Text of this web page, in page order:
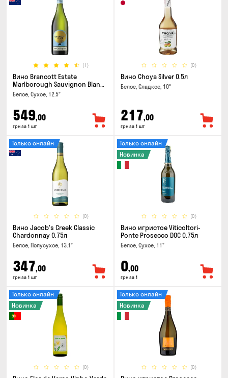
(1)
Вино Brancott Estate
Marlborough Sauvignon Blanc
0.75л
Белое, Сухое, 12.5°
549,00
грн за 1 шт
(0)
Вино Choya Silver 0.5л
Белое, Сладкое, 10°
217,00
грн за 1 шт
(0)
Только онлайн
Вино Jacob's Creek Classic
Chardonnay 0.75л
Белое, Полусухое, 13.1°
347,00
грн за 1 шт
(0)
Только онлайн
Новинка
Вино игристое Viticoltori-
Ponte Prosecco DOC 0.75л
Белое, Сухое, 11°
0,00
грн за 1
(0)
Только онлайн
Новинка
(0)
Только онлайн
Новинка